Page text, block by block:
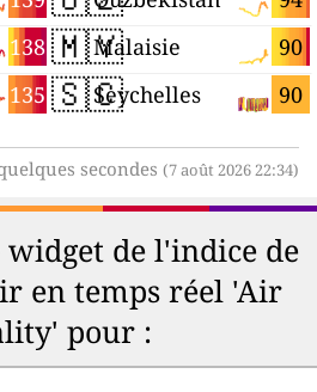
138
135
🇲🇾 90
Malaisie
🇸🇨 90
Seychelles
secondes (7 août 2026 22:34)
de l'indice de
en temps réel 'Air
pour :